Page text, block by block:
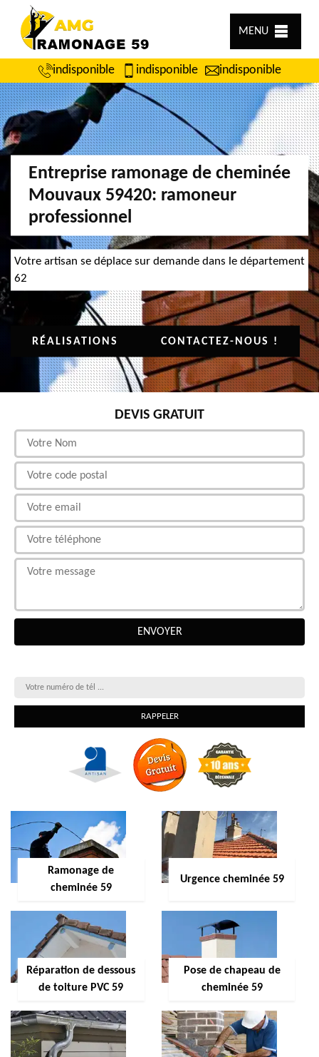
MENU
indisponible indisponible indisponible
Entreprise ramonage de cheminée
Mouvaux 59420: ramoneur
professionnel
Votre artisan se déplace sur demande dans le département
62
RÉALISATIONS CONTACTEZ-NOUS !
DEVIS GRATUIT
Ramonage de
cheminée 59
Urgence cheminée 59
Réparation de dessous
de toiture PVC 59
Pose de chapeau de
cheminée 59